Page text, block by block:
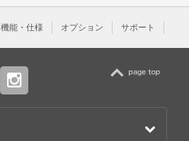
機能・仕様 オプション サポート